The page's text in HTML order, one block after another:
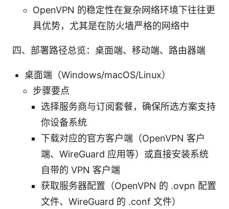
OpenVPN 的稳定性在复杂网络环境下往往更
具优势，尤其是在防火墙严格的网络中
四、部署路径总览：桌面端、移动端、路由器端
桌面端（Windows/macOS/Linux）
步骤要点
选择服务商与订阅套餐，确保所选方案支持
你设备系统
下载对应的官方客户端（OpenVPN 客户
端、WireGuard 应用等）或直接安装系统
自带的 VPN 客户端
获取服务器配置（OpenVPN 的 .ovpn 配置
文件、WireGuard 的 .conf 文件）